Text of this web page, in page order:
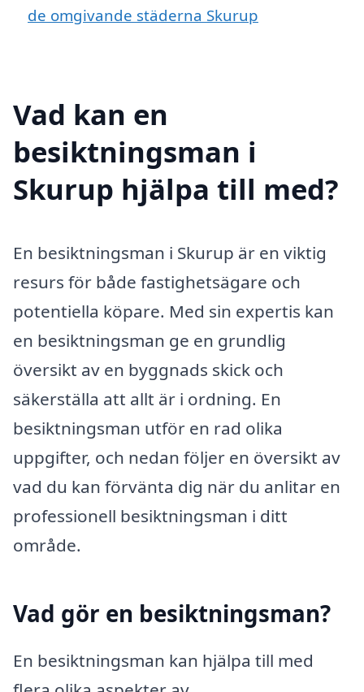
de omgivande städerna Skurup
Vad kan en
besiktningsman i
Skurup hjälpa till med?
En besiktningsman i Skurup är en viktig
resurs för både fastighetsägare och
potentiella köpare. Med sin expertis kan
en besiktningsman ge en grundlig
översikt av en byggnads skick och
säkerställa att allt är i ordning. En
besiktningsman utför en rad olika
uppgifter, och nedan följer en översikt av
vad du kan förvänta dig när du anlitar en
professionell besiktningsman i ditt
område.
Vad gör en besiktningsman?
En besiktningsman kan hjälpa till med